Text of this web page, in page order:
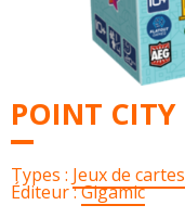
POINT CITY
Types : Jeux de cartes
Éditeur :Gigamic